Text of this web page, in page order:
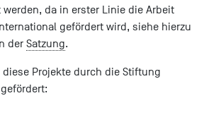
da in erster Linie die Arbeit
gefördert wird, siehe hierzu
der Satzung.
Projekte durch die Stiftung